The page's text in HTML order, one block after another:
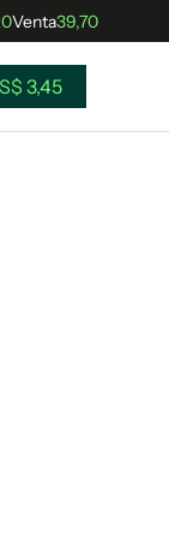
Venta39,70
3,45